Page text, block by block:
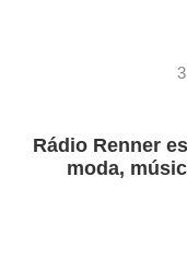
Rádio Renner
moda,